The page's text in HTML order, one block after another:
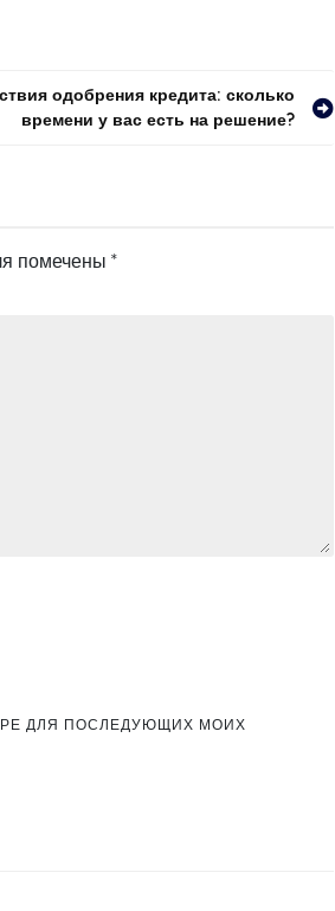
одобрения кредита: сколько
времени у вас есть на решение?
помечены *
ДЛЯ ПОСЛЕДУЮЩИХ МОИХ